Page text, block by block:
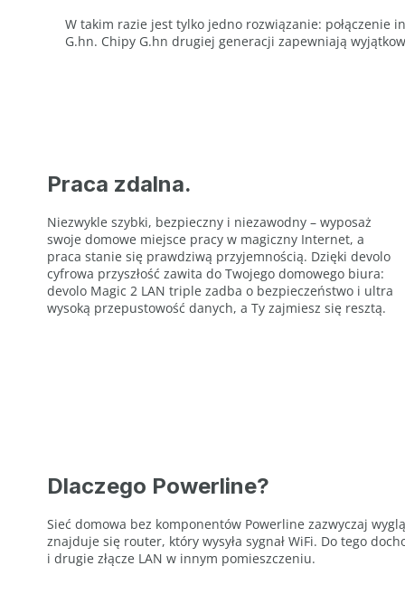
W takim razie jest tylko jedno rozwiązanie: połączenie
G.hn. Chipy G.hn drugiej generacji zapewniają
Praca zdalna.
Niezwykle szybki, bezpieczny i niezawodny – wyposaż
swoje domowe miejsce pracy w magiczny Internet, a
praca stanie się prawdziwą przyjemnością. Dzięki devolo
cyfrowa przyszłość zawita do Twojego domowego biura:
devolo Magic 2 LAN triple zadba o bezpieczeństwo i ultra
wysoką przepustowość danych, a Ty zajmiesz się resztą.
Dlaczego Powerline?
Sieć domowa bez komponentów Powerline zazwyczaj
znajduje się router, który wysyła sygnał WiFi. Do tego
i drugie złącze LAN w innym pomieszczeniu.